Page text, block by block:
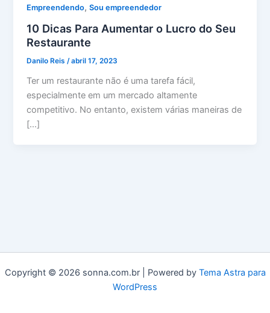
Empreendendo,Sou empreendedor
10 Dicas Para Aumentar o Lucro do Seu
Restaurante
Danilo Reis/abril 17, 2023
Ter um restaurante não é uma tarefa fácil,
especialmente em um mercado altamente
competitivo. No entanto, existem várias maneiras de
[…]
Copyright © 2026 sonna.com.br | Powered by Tema Astra para
WordPress